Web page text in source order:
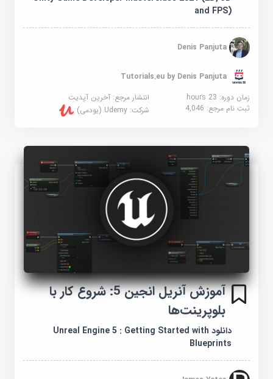
and FPS)
Denis Panjuta
Tutorials.eu by Denis Panjuta
زمان دوره: 23 hours
انتشار مرجع:آخرین آپدیت
ثبت نام مرجع:4,046 شرکت:Udemy (یودمی)
آموزش آنریل انجین 5: شروع کار با
بلوپرینت‌ها
دانلود Unreal Engine 5 : Getting Started with
Blueprints